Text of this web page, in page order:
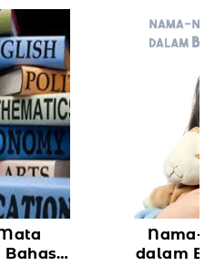
Bahasa
Nama-
dalam